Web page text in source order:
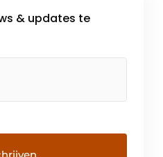
& updates te